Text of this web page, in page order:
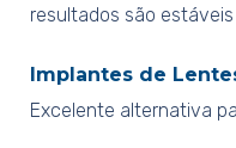
resultados são
Implantes de
Excelente alternativa